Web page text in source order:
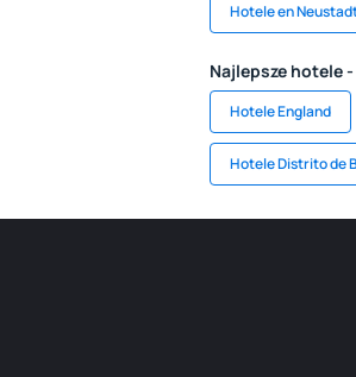
Hotele en
Najlepsze hotele
Hotele England
Hotele Distrito de